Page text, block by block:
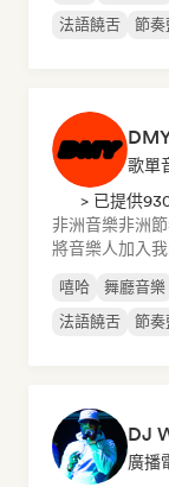
法語饒舌
節奏
歌單
> 已提供
非洲音樂非洲
將音樂人加入
嘻哈 舞廳音樂
法語饒舌
節奏
DJ
廣播